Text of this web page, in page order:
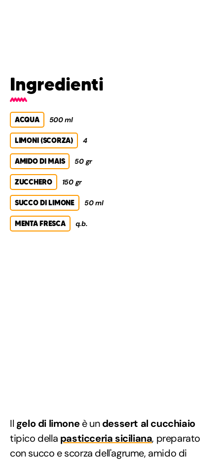
Ingredienti
ACQUA 500 ml
LIMONI (SCORZA) 4
AMIDO DI MAIS 50 gr
ZUCCHERO 150 gr
SUCCO DI LIMONE 50 ml
MENTA FRESCA q.b.
Il gelo di limoneè undessert al cucchiaio
tipico della pasticceria siciliana, preparato
con succo e scorza dell'agrume, amido di